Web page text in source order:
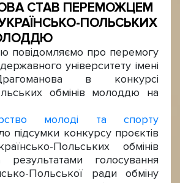
СТАВ ПЕРЕМОЖЦЕМ
ПОЛЬСЬКИХ
повідомляємо про перемогу
університету імені
в конкурсі
обмінів молоддю на
молоді та спорту
підсумки конкурсу проєктів
Польських обмінів
голосування
Польської ради обміну